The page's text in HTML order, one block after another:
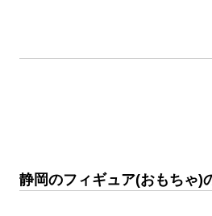
静岡のフィギュア(おもちゃ)